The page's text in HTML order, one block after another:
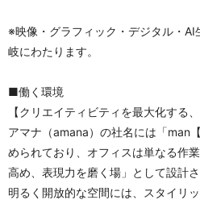
※映像・グラフィック・デジタル・
岐にわたります。
■働く環境
【クリエイティビティを最大化する
アマナ（amana）の社名には「man
められており、オフィスは単なる作
高め、表現力を磨く場」として設計さ
明るく開放的な空間には、スタイリ